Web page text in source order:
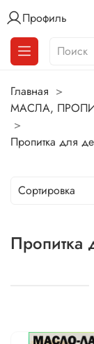
Профиль
Главная
МАСЛА,
Пропитка для
Пропитка